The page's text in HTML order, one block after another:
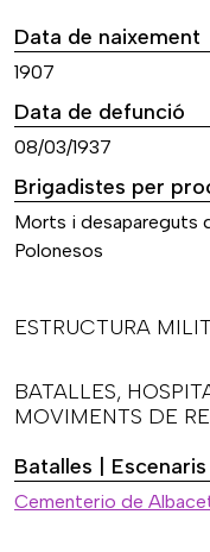
Data de naixement
1907
Data de defunció
08/03/1937
Brigadistes per
Morts i desapareguts
Polonesos
ESTRUCTURA
BATALLES,
MOVIMENTS DE
Batalles | Escenaris
Cementerio de